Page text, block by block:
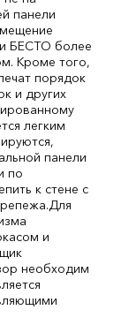
панели
БЕСТО более
Кроме того,
порядок
и других
легким
панели
по
к стене с
Для
и
необходим